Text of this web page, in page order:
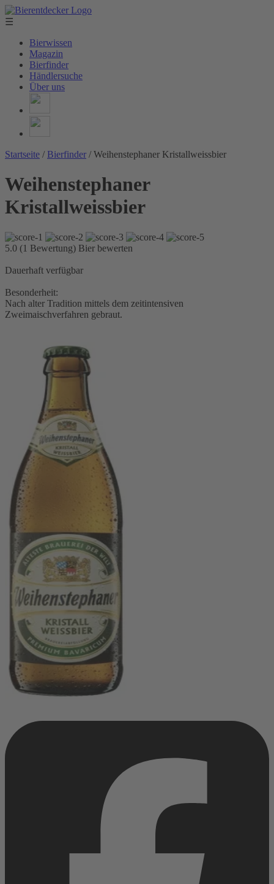
☰
Bierwissen
Magazin
Bierfinder
Händlersuche
Über uns
Startseite / Bierfinder / Weihenstephaner Kristallweissbier
Weihenstephaner
Kristallweissbier
5.0 (1 Bewertung) Bier bewerten
Dauerhaft verfügbar
Besonderheit:
Nach alter Tradition mittels dem zeitintensiven
Zweimaischverfahren gebraut.